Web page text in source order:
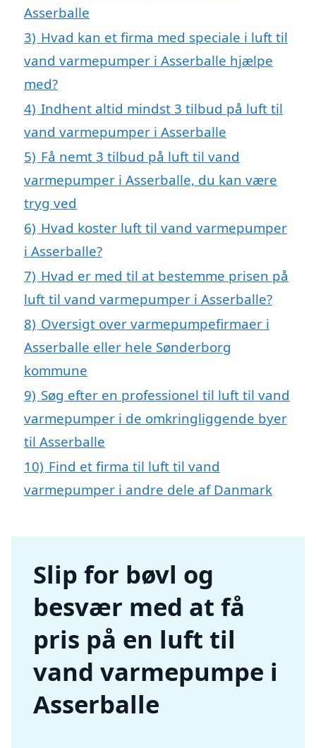
Asserballe
3) Hvad kan et firma med speciale i luft til
vand varmepumper i Asserballe hjælpe
med?
4) Indhent altid mindst 3 tilbud på luft til
vand varmepumper i Asserballe
5) Få nemt 3 tilbud på luft til vand
varmepumper i Asserballe, du kan være
tryg ved
6) Hvad koster luft til vand varmepumper
i Asserballe?
7) Hvad er med til at bestemme prisen på
luft til vand varmepumper i Asserballe?
8) Oversigt over varmepumpefirmaer i
Asserballe eller hele Sønderborg
kommune
9) Søg efter en professionel til luft til vand
varmepumper i de omkringliggende byer
til Asserballe
10) Find et firma til luft til vand
varmepumper i andre dele af Danmark
Slip for bøvl og
besvær med at få
pris på en luft til
vand varmepumpe i
Asserballe